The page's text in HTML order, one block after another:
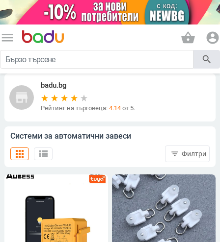
menu shopping_basket account_circle
search
store
badu.bg
Рейтинг на търговеца: 4.14от 5.
Системи за автоматични завеси
view_list
apps filter_list Филтри